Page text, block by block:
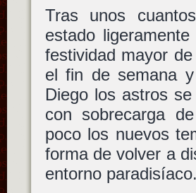
Tras unos
estado
festividad mayor
el fin de semana
Diego los astros
con sobrecarga
poco los nuevos
forma de volver a
entorno paradisíaco.